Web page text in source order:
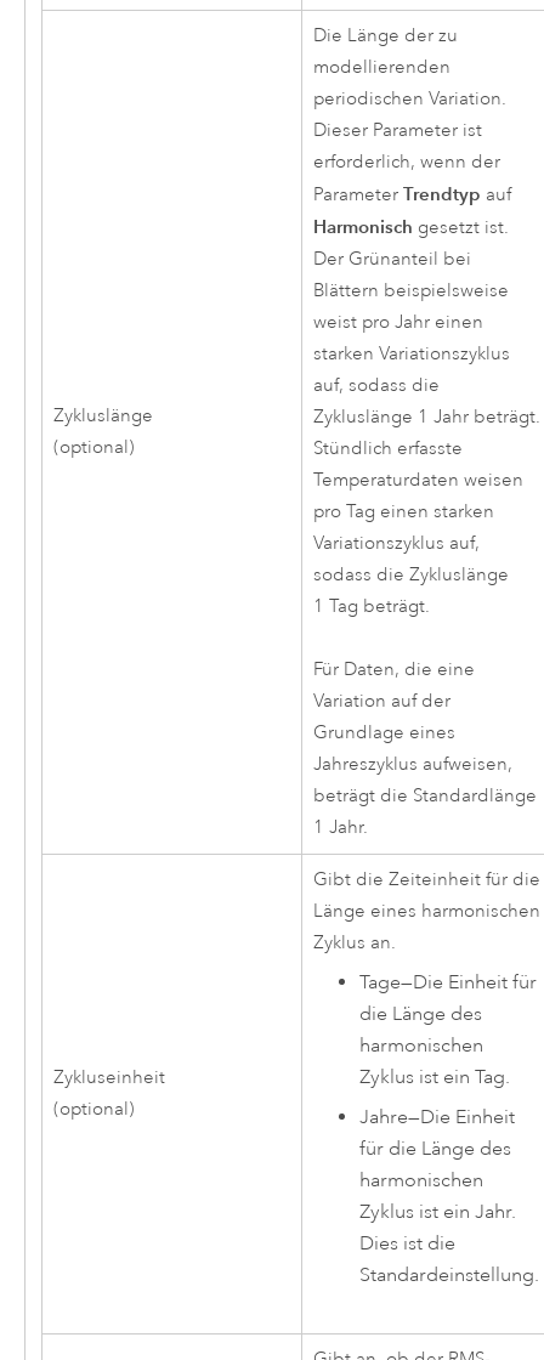
Zykluslänge
(optional)
Die Länge der zu
modellierenden
periodischen Variation.
Dieser Parameter ist
erforderlich, wenn der
Parameter Trendtyp auf
Harmonisch gesetzt ist.
Der Grünanteil bei
Blättern beispielsweise
weist pro Jahr einen
starken Variationszyklus
auf, sodass die
Zykluslänge 1 Jahr beträgt.
Stündlich erfasste
Temperaturdaten weisen
pro Tag einen starken
Variationszyklus auf,
sodass die Zykluslänge
1 Tag beträgt.
Für Daten, die eine
Variation auf der
Grundlage eines
Jahreszyklus aufweisen,
beträgt die Standardlänge
1 Jahr.
Zykluseinheit
(optional)
Gibt die Zeiteinheit für die
Länge eines harmonischen
Zyklus an.
Tage—Die Einheit für
die Länge des
harmonischen
Zyklus ist ein Tag.
Jahre—Die Einheit
für die Länge des
harmonischen
Zyklus ist ein Jahr.
Dies ist die
Standardeinstellung.